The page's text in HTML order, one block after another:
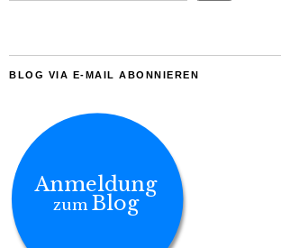
BLOG VIA E-MAIL ABONNIEREN
Anmeldung
zum Blog